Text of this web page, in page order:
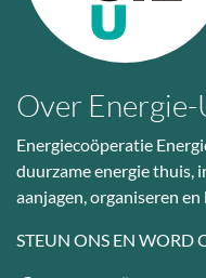
Over Energie-
Energiecoöperatie
duurzame energie thuis,
aanjagen, organiseren en
STEUN ONS EN WORD